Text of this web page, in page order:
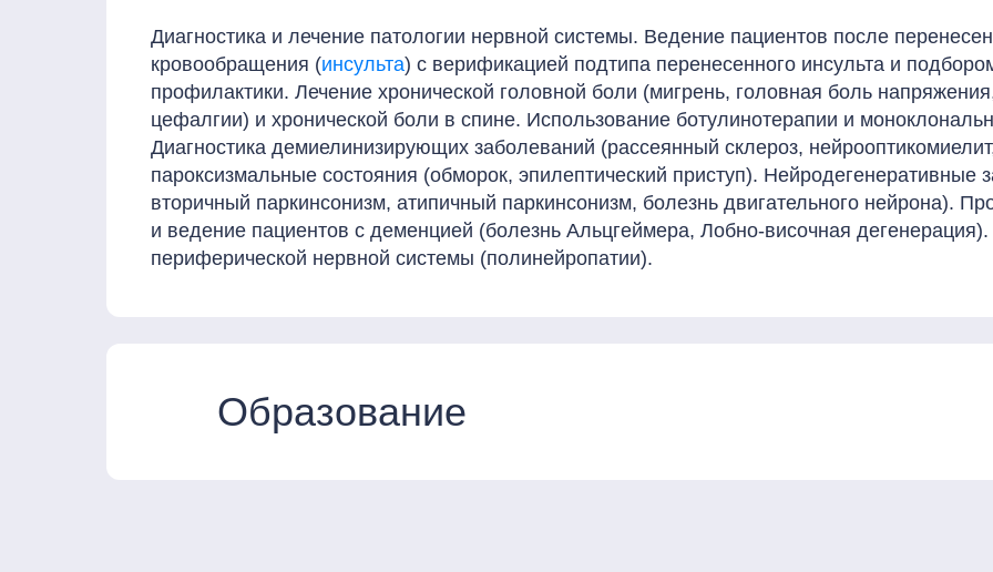
Диагностика и лечение патологии нервной системы. Ведение пациентов после
кровообращения (инсульта) с верификацией подтипа перенесенного инсульта и
профилактики. Лечение хронической головной боли (мигрень, головная боль
цефалгии) и хронической боли в спине. Использование ботулинотерапии и
Диагностика демиелинизирующих заболеваний (рассеянный склероз,
пароксизмальные состояния (обморок, эпилептический приступ). Нейродегенеративные
вторичный паркинсонизм, атипичный паркинсонизм, болезнь двигательного нейрона).
и ведение пациентов с деменцией (болезнь Альцгеймера, Лобно-височная дегенерация).
периферической нервной системы (полинейропатии).
Образование